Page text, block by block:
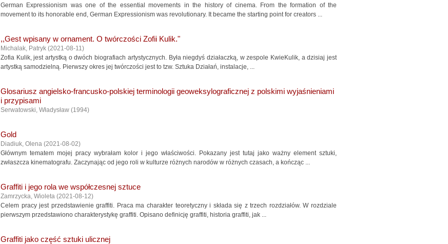
German Expressionism was one of the essential movements in the history of cinema. From the formation of the
movement to its honorable end, German Expressionism was revolutionary. It became the starting point for creators ...
,,Gest wpisany w ornament. O twórczości Zofii Kulik."
Michalak, Patryk (2021-08-11)
Zofia Kulik, jest artystką o dwóch biografiach artystycznych. Była niegdyś działaczką, w zespole KwieKulik, a dzisiaj jest
artystką samodzielną. Pierwszy okres jej twórczości jest to tzw. Sztuka Działań, instalacje, ...
Glosariusz angielsko-francusko-polskiej terminologii geoweksylograficznej z polskimi wyjaśnieniami
i przypisami
Serwatowski, Władysław (1994)
Gold
Diadiuk, Olena (2021-08-02)
Głównym tematem mojej pracy wybrałam kolor i jego właściwości. Pokazany jest tutaj jako ważny element sztuki,
zwłaszcza kinematografu. Zaczynając od jego roli w kulturze różnych narodów w różnych czasach, a kończąc ...
Graffiti i jego rola we współczesnej sztuce
Zamrzycka, Wioleta (2021-08-12)
Celem pracy jest przedstawienie graffiti. Praca ma charakter teoretyczny i składa się z trzech rozdziałów. W rozdziale
pierwszym przedstawiono charakterystykę graffiti. Opisano definicję graffiti, historia graffiti, jak ...
Graffiti jako część sztuki ulicznej